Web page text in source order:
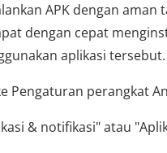
APK dengan
dengan cepat
aplikasi tersebut.
Pengaturan perangkat
& notifikasi" atau